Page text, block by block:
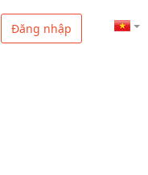
Đăng nhập